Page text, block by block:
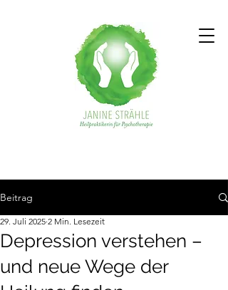
Beitrag
Depression verstehen –
und neue Wege der
29. Juli 2025 2 Min. Lesezeit